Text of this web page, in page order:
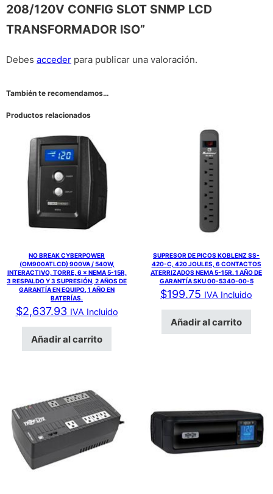
208/120V CONFIG SLOT SNMP LCD
TRANSFORMADOR ISO”
Debes acceder para publicar una valoración.
También te recomendamos…
Productos relacionados
NO BREAK CYBERPOWER
(OM900ATLCD) 900VA / 540W,
INTERACTIVO, TORRE, 6 × NEMA 5-15R,
3 RESPALDO Y 3 SUPRESIÓN, 2 AÑOS DE
GARANTÍA EN EQUIPO, 1 AÑO EN
BATERÍAS.
$2,637.93 IVA Incluido
Añadir al carrito
SUPRESOR DE PICOS KOBLENZ SS-
420-C, 420 JOULES, 6 CONTACTOS
ATERRIZADOS NEMA 5-15R. 1 AÑO DE
GARANTÍA SKU 00-5340-00-5
$199.75 IVA Incluido
Añadir al carrito